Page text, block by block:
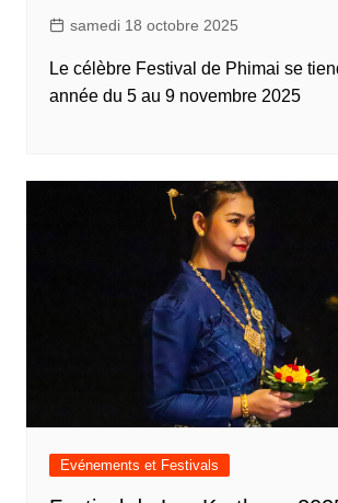
samedi 18 octobre 2025
Le célèbre Festival de Phimai se
année du 5 au 9 novembre 2025
Evénements et Festivals